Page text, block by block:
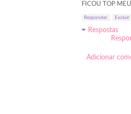
FICOU TOP
Responder Excluir
Respostas
Adicionar